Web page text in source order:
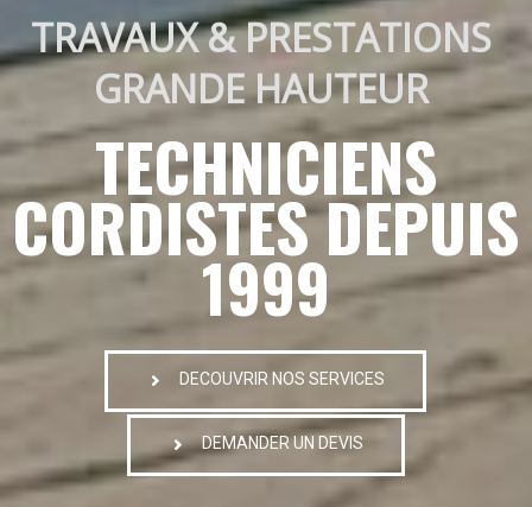
TRAVAUX & PRESTATIONS
GRANDE HAUTEUR
TECHNICIENS
CORDISTES DEPUIS
1999
DECOUVRIR NOS SERVICES
DEMANDER UN DEVIS